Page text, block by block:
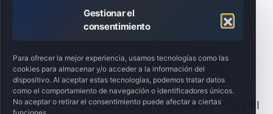
Gestionar el
consentimiento
Para ofrecer la mejor experiencia, usamos tecnologías como las
cookies para almacenar y/o acceder a la información del
dispositivo. Al aceptar estas tecnologías, podemos tratar datos
como el comportamiento de navegación o identificadores únicos.
No aceptar o retirar el consentimiento puede afectar a ciertas
declara que el producto cumple todos los
requisitos aplicables del CRA, y coloca en el
producto determinado ha sido clasificado
como«importante» o «crítico»desde el
punto de vista de la ciberseguridad (Annex III